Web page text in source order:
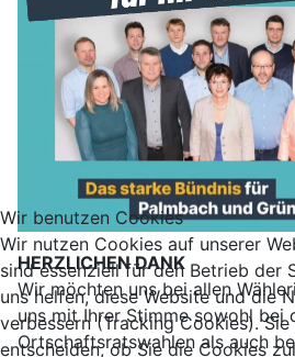
HERZLICHEN DANK
Wir möchten uns bei allen
uns mit Ihrer Stimme sowohl bei
Ortschaftsratswahlen als auch
Wir benutzen Cookies
Wir nutzen Cookies auf unserer
sind essenziell für den Betrieb der
uns helfen, diese Website und die
verbessern (Tracking Cookies).
entscheiden, ob Sie die Cookies